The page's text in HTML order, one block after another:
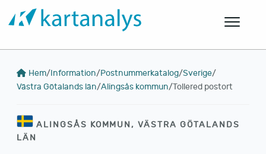
Hem/Information/Postnummerkatalog/Sverige/
Västra Götalands län/Alingsås kommun/Tollered postort
ALINGSÅS KOMMUN, VÄSTRA GÖTALANDS
LÄN